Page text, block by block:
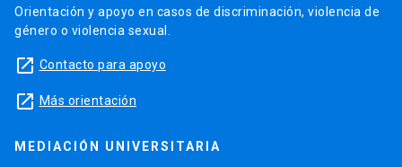
Orientación y apoyo en casos de discriminación, violencia de
género o violencia sexual.
launch Contacto para apoyo
launch Más orientación
MEDIACIÓN UNIVERSITARIA